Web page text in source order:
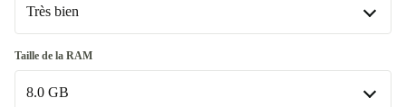
Très bien
Très bien
Excellent +170,00 €
Taille de la RAM
8.0 GB